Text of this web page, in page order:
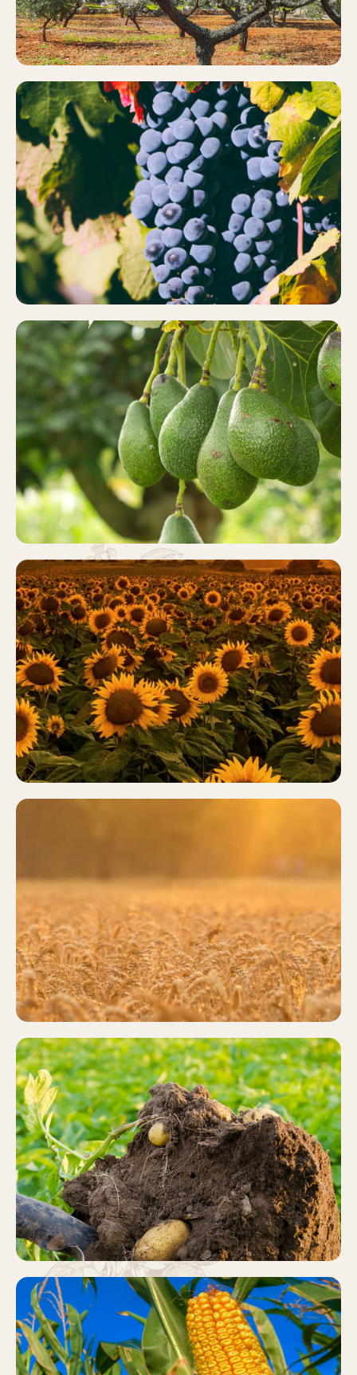
VIÑEDO
Más información
AGUACATE
Más información
GIRASOL
Más información
CEREALES
Más información
PATATA
Más información
MAÍZ